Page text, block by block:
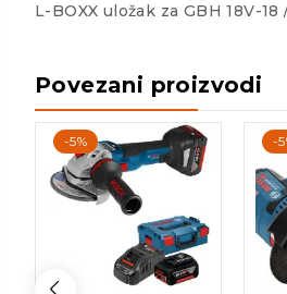
L-BOXX uložak za GBH 18V-
Povezani proizvodi
-5% -